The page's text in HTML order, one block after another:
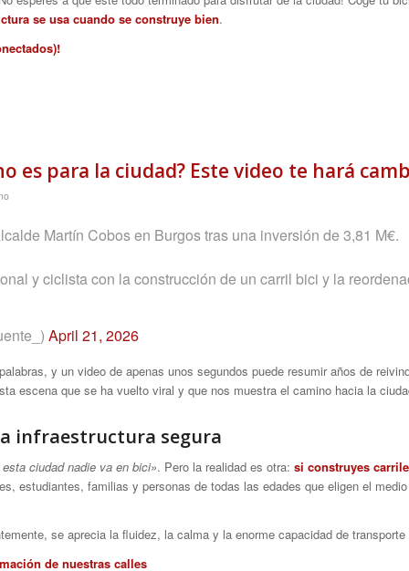
se usa cuando se construye bien.
es para la ciudad? Este video te hará
Martín Cobos en Burgos tras una inversión de 3,81 M€.
y ciclista con la construcción de un carril bici y la
April 21, 2026
y un video de apenas unos segundos puede resumir años de
escena que se ha vuelto viral y que nos muestra el camino hacia la
infraestructura segura
ciudad nadie va en bici». Pero la realidad es otra: si construyes
estudiantes, familias y personas de todas las edades que eligen el
se aprecia la fluidez, la calma y la enorme capacidad de
de nuestras calles